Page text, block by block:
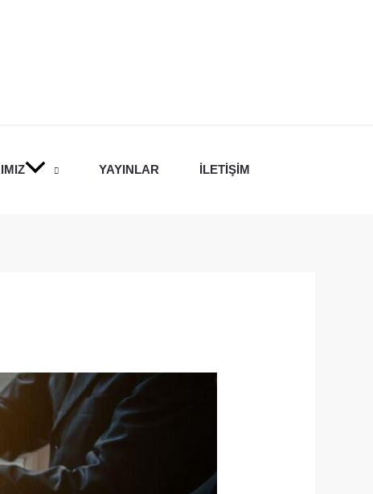
YAYINLAR İLETIŞIM